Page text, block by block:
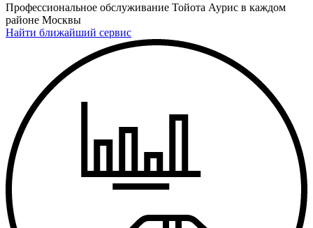
Профессиональное обслуживание Тойота Аурис в каждом
районе Москвы
Найти ближайший сервис